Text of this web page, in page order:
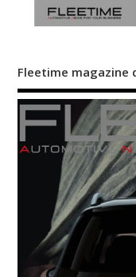
Fleetime magazine